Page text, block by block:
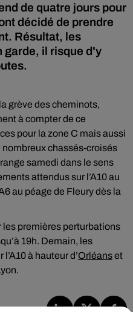
de quatre jours pour
décidé de prendre
Résultat, les
garde, il risque d'y
grève des cheminots,
à compter de ce
pour la zone C mais aussi
nombreux chassés-croisés
samedi dans le sens
attendus sur l’A10 au
au péage de Fleury dès la
les premières perturbations
19h. Demain, les
à hauteur d’Orléanset